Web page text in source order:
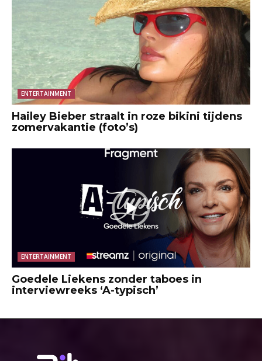
ENTERTAINMENT
Hailey Bieber straalt in roze bikini tijdens
zomervakantie (foto’s)
ENTERTAINMENT
Goedele Liekens zonder taboes in
interviewreeks ‘A-typisch’